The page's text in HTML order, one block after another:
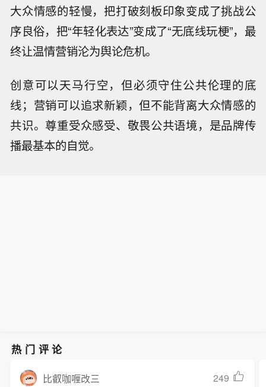
大众情感的轻慢，把打破刻板印象变成了挑战公
序良俗，把“年轻化表达”变成了“无底线玩梗”，最
终让温情营销沦为舆论危机。
创意可以天马行空，但必须守住公共伦理的底
线；营销可以追求新颖，但不能背离大众情感的
共识。尊重受众感受、敬畏公共语境，是品牌传
播最基本的自觉。
热门评论
比叡咖喱改三 249